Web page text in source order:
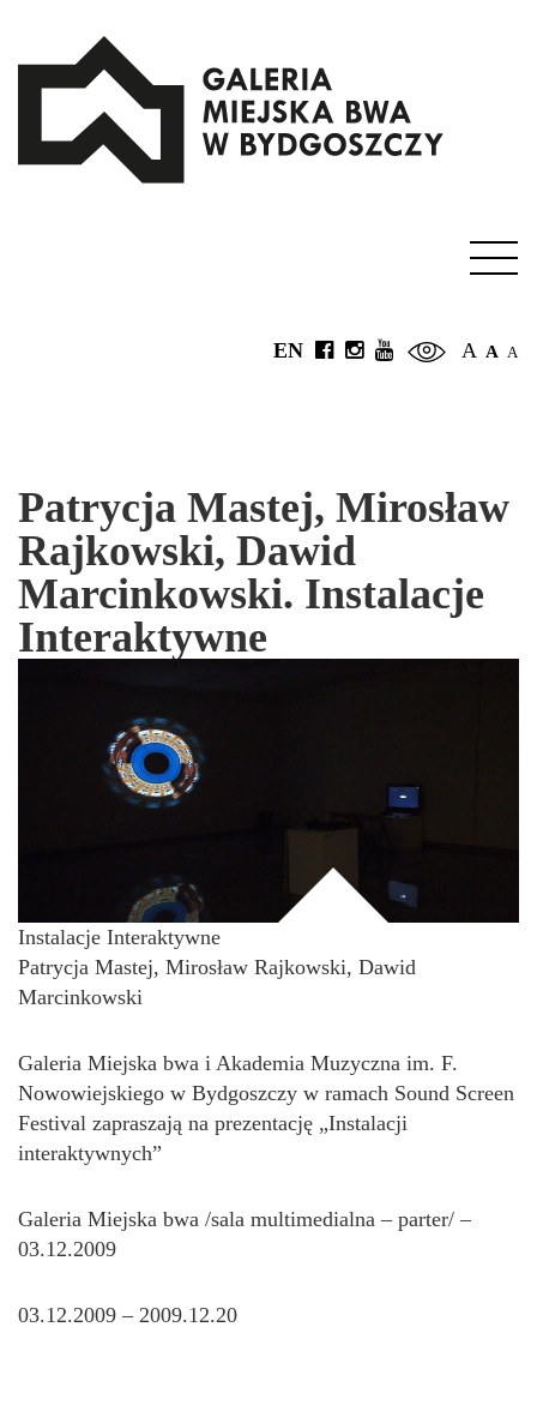
A A A
EN
Patrycja Mastej, Mirosław
Rajkowski, Dawid
Marcinkowski. Instalacje
Interaktywne
Instalacje Interaktywne
Patrycja Mastej, Mirosław Rajkowski, Dawid
Marcinkowski
Galeria Miejska bwa i Akademia Muzyczna im. F.
Nowowiejskiego w Bydgoszczy w ramach Sound Screen
Festival zapraszają na prezentację „Instalacji
interaktywnych”
Galeria Miejska bwa /sala multimedialna – parter/ –
03.12.2009
03.12.2009 – 2009.12.20